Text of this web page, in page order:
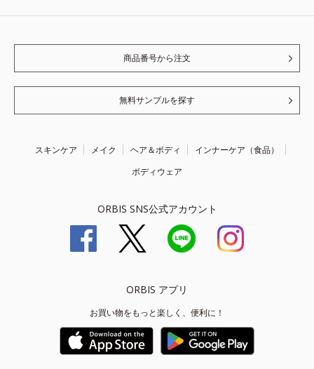
商品番号から注文
無料サンプルを探す
スキンケア メイク ヘア＆ボディ
インナーケア（食品）
ボディウェア
ORBIS SNS公式アカウント
ORBIS アプリ
お買い物をもっと楽しく、便利に！